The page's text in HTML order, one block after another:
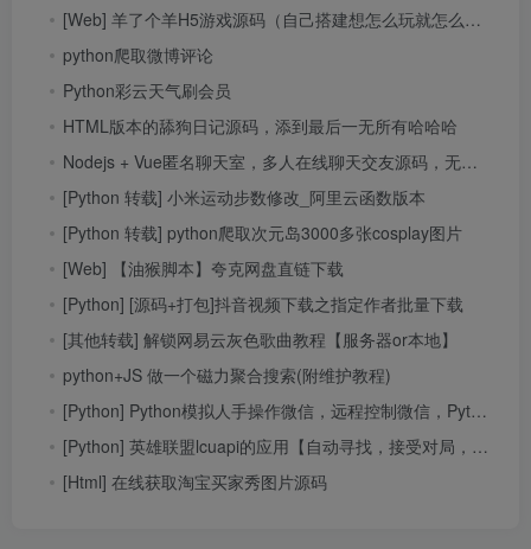
[Web] 羊了个羊H5游戏源码（自己搭建想怎么玩就怎么玩）
python爬取微博评论
Python彩云天气刷会员
HTML版本的舔狗日记源码，添到最后一无所有哈哈哈
Nodejs + Vue匿名聊天室，多人在线聊天交友源码，无需注册即可畅所欲言
[Python 转载] 小米运动步数修改_阿里云函数版本
[Python 转载] python爬取次元岛3000多张cosplay图片
[Web] 【油猴脚本】夸克网盘直链下载
[Python] [源码+打包]抖音视频下载之指定作者批量下载
[其他转载] 解锁网易云灰色歌曲教程【服务器or本地】
python+JS 做一个磁力聚合搜索(附维护教程)
[Python] Python模拟人手操作微信，远程控制微信，Python给微信发消息、加好友
[Python] 英雄联盟lcuapi的应用【自动寻找，接受对局，一键设置符文，取opgg符文信息】
[Html] 在线获取淘宝买家秀图片源码